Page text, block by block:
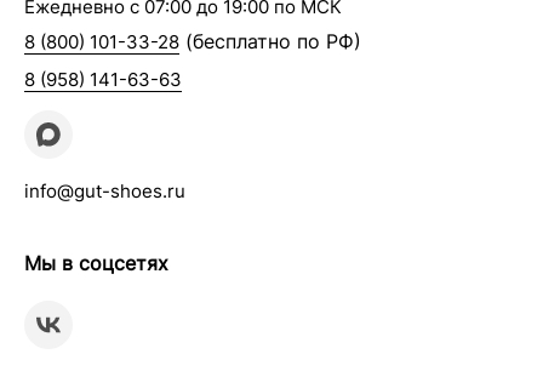
Ежедневно с 07:00 до 19:00 по МСК
8 (800) 101-33-28 (бесплатно по РФ)
8 (958) 141-63-63
info@gut-shoes.ru
Мы в соцсетях